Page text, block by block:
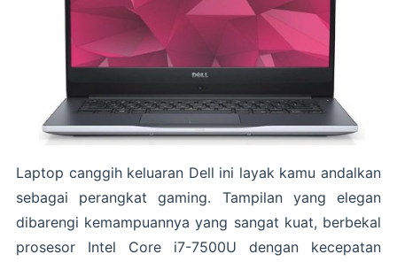
Laptop canggih keluaran Dell ini layak kamu andalkan
sebagai perangkat gaming. Tampilan yang elegan
dibarengi kemampuannya yang sangat kuat, berbekal
prosesor Intel Core i7-7500U dengan kecepatan